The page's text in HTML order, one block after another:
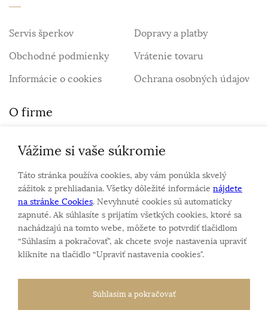
Servis šperkov
Dopravy a platby
Obchodné podmienky
Vrátenie tovaru
Informácie o cookies
Ochrana osobných údajov
O firme
Personalizovaný šperk
O nás
Kontakt
Sme rodinná firma a zameriavame sa na predaj hodiniek
a šperkov od roku 1994.
Pozrite sa na naše ďaľšie web stránky.
Vážime si vaše súkromie
Táto stránka používa cookies, aby vám ponúkla skvelý
zážitok z prehliadania. Všetky dôležité informácie nájdete
na stránke Cookies. Nevyhnuté cookies sú automaticky
zapnuté. Ak súhlasíte s prijatím všetkých cookies, ktoré sa
nachádzajú na tomto webe, môžete to potvrdiť tlačidlom
“Súhlasím a pokračovať", ak chcete svoje nastavenia upraviť
kliknite na tlačidlo “Upraviť nastavenia cookies".
Súhlasím a pokračovať